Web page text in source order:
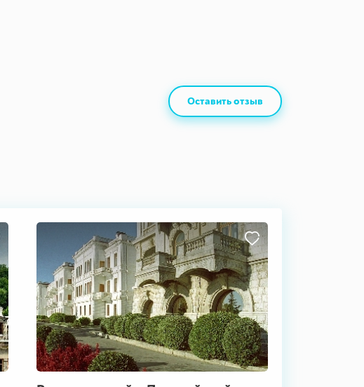
Оставить отзыв